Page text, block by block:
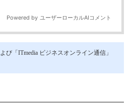
「ITmedia ビジネスオンライン通信」